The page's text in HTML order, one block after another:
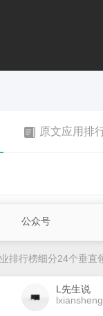
原文应用排
公众号
排行榜细分24个垂直
L先生说